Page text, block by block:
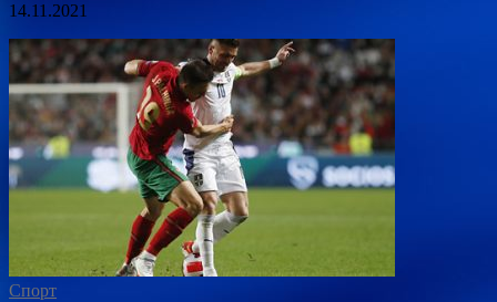
14.11.2021
Спорт